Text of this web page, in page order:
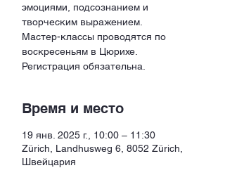
эмоциями, подсознанием и
творческим выражением.
Мастер-классы проводятся по
воскресеньям в Цюрихе.
Регистрация обязательна.
Время и место
19 янв. 2025 г., 10:00 – 11:30
Zürich, Landhusweg 6, 8052 Zürich,
Швейцария